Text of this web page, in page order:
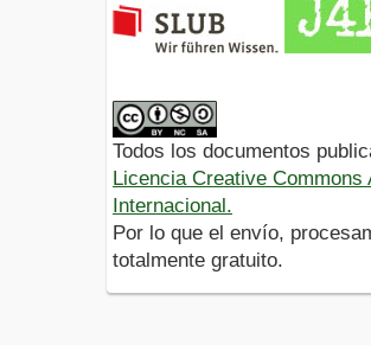
Todos los documentos
Licencia Creative
Internacional.
Por lo que el envío,
totalmente gratuito.